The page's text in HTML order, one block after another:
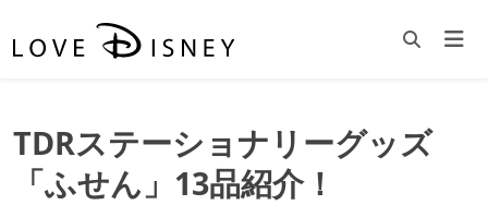
TDRステーショナリーグッズ
「ふせん」13品紹介！